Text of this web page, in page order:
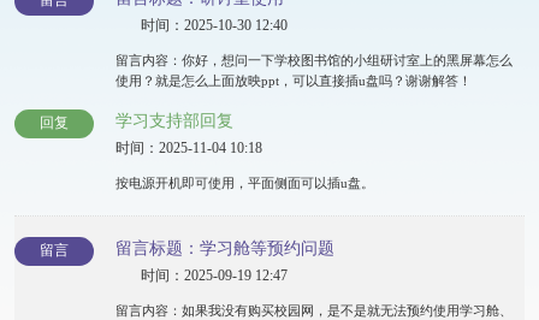
时间：2025-10-30 12:40
留言内容：你好，想问一下学校图书馆的小组研讨室上的黑屏幕怎么
使用？就是怎么上面放映ppt，可以直接插u盘吗？谢谢解答！
回复 学习支持部回复
时间：2025-11-04 10:18
按电源开机即可使用，平面侧面可以插u盘。
留言 留言标题：学习舱等预约问题
时间：2025-09-19 12:47
留言内容：如果我没有购买校园网，是不是就无法预约使用学习舱、